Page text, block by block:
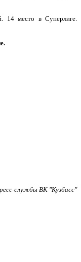
14 место в Суперлиге.
службы ВК "Кузбасс"